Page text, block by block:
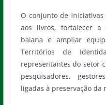
O conjunto de
aos livros, fortalecer a
baiana e ampliar
Territórios de
representantes do setor
pesquisadores,
ligadas à preservação da